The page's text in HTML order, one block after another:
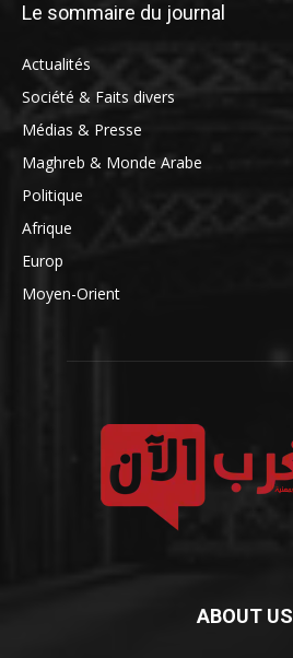
Le sommaire du journal
Actualités
Société & Faits divers
Médias & Presse
Maghreb & Monde Arabe
Politique
Afrique
Europ
Moyen-Orient
ABOUT US